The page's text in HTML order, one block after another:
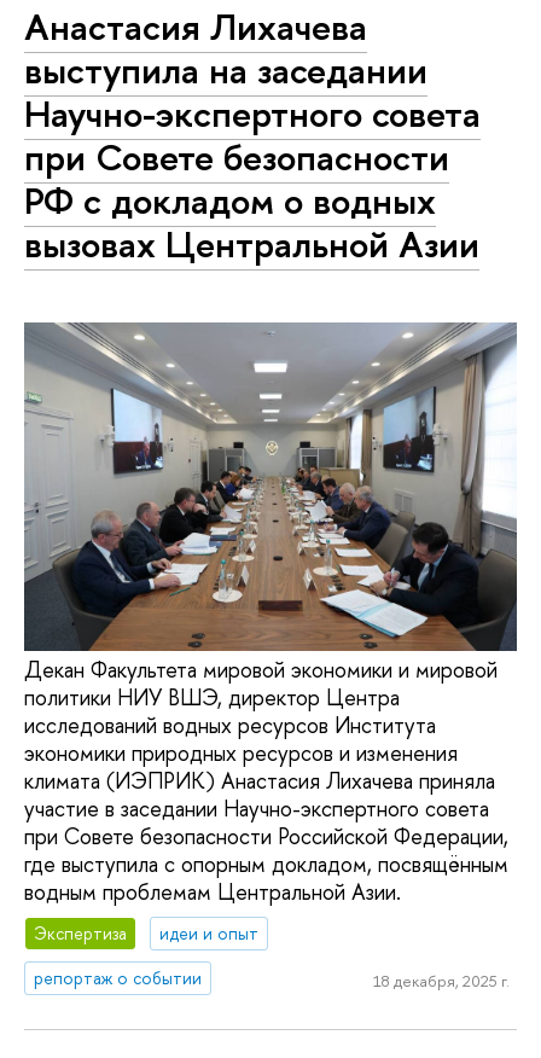
Анастасия Лихачева
выступила на заседании
Научно-экспертного совета
при Совете безопасности
РФ с докладом о водных
вызовах Центральной Азии
Декан Факультета мировой экономики и мировой
политики НИУ ВШЭ, директор Центра
исследований водных ресурсов Института
экономики природных ресурсов и изменения
климата (ИЭПРИК) Анастасия Лихачева приняла
участие в заседании Научно-экспертного совета
при Совете безопасности Российской Федерации,
где выступила с опорным докладом, посвящённым
водным проблемам Центральной Азии.
Экспертиза
идеи и опыт
репортаж о событии
18 декабря, 2025 г.